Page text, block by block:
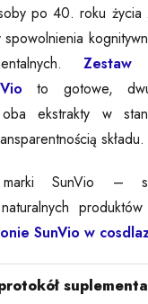
po 40. roku życia
spowolnienia
to gotowe,
ekstrakty w
składu.
SunVio –
SunVio w